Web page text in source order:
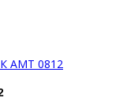
AMT 0812